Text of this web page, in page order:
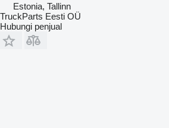
Estonia, Tallinn
TruckParts Eesti OÜ
Hubungi penjual